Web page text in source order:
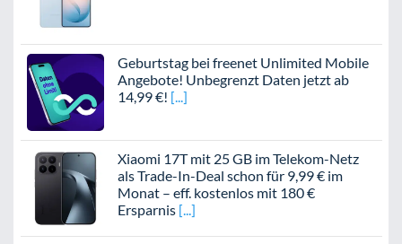
Geburtstag bei freenet Unlimited Mobile
Angebote! Unbegrenzt Daten jetzt ab
14,99 €!
Xiaomi 17T mit 25 GB im Telekom-Netz
als Trade-In-Deal schon für 9,99 € im
Monat – eff. kostenlos mit 180 €
Ersparnis